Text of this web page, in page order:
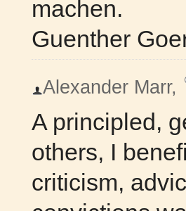
machen.
Guenther
Alexander Marr,
A principled,
others, I
criticism,